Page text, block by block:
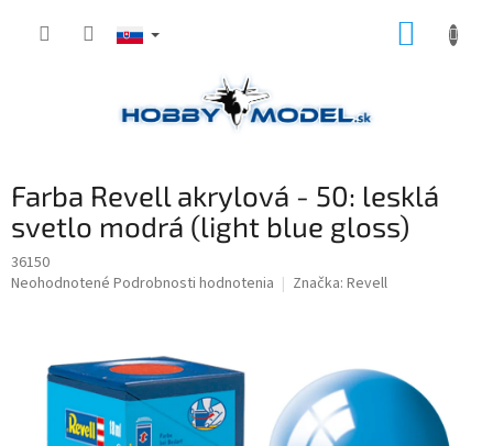
Farba Revell akrylová - 50: lesklá
svetlo modrá (light blue gloss)
36150
Priemerné
hviezdičiek.
Neohodnotené Podrobnosti hodnotenia Značka: Revell